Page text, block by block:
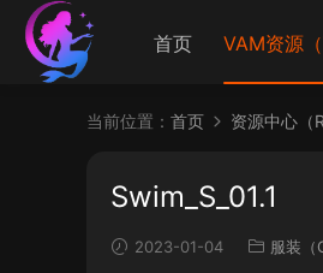
首页 VAM资源
当前位置： 首页 资源中心（
Swim_S_01.1
2023-01-04 服装（